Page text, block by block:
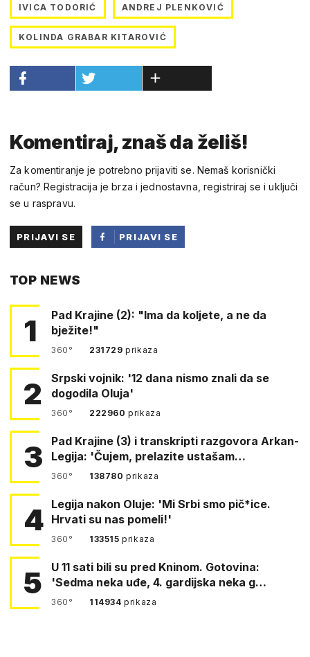
IVICA TODORIĆ ANDREJ PLENKOVIĆ
KOLINDA GRABAR KITAROVIĆ
Komentiraj, znaš da želiš!
Za komentiranje je potrebno prijaviti se. Nemaš korisnički
račun? Registracija je brza i jednostavna, registriraj se i uključi
se u raspravu.
PRIJAVI SE
PRIJAVI SE
TOP NEWS
1
Pad Krajine (2): "Ima da koljete, a ne da
bježite!"
360° 231729prikaza
2
Srpski vojnik: '12 dana nismo znali da se
dogodila Oluja'
360° 222960prikaza
3
Pad Krajine (3) i transkripti razgovora Arkan-
Legija: 'Čujem, prelazite ustašam…
360° 138780prikaza
4 Legija nakon Oluje: 'Mi Srbi smo pič*ice.
Hrvati su nas pomeli!'
360° 133515prikaza
5
U 11 sati bili su pred Kninom. Gotovina:
'Sedma neka uđe, 4. gardijska neka g…
360° 114934prikaza